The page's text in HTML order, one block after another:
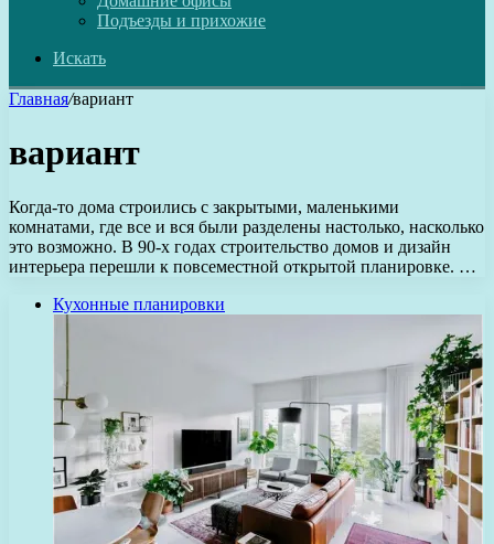
Подъезды и прихожие
Искать
Главная/вариант
вариант
Когда-то дома строились с закрытыми, маленькими
комнатами, где все и вся были разделены настолько, насколько
это возможно. В 90-х годах строительство домов и дизайн
интерьера перешли к повсеместной открытой планировке. …
Кухонные планировки